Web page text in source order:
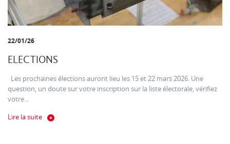
22/01/26
ELECTIONS
Les prochaines élections auront lieu les 15 et 22 mars 2026. Une
question, un doute sur votre inscription sur la liste électorale, vérifiez
votre...
Lire la suite